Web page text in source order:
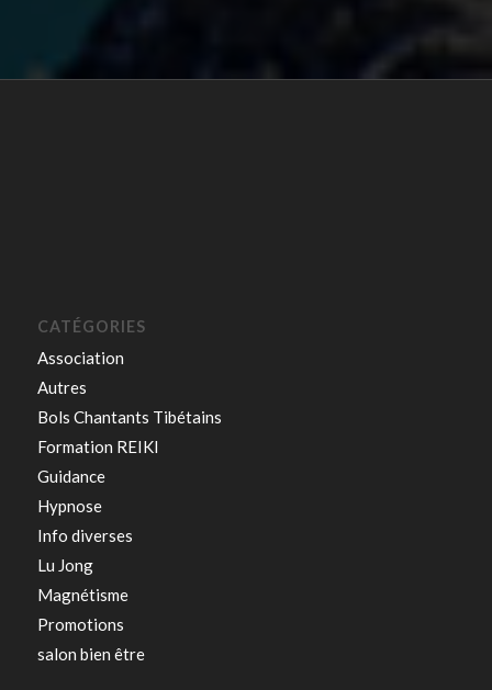
CATÉGORIES
Association
Autres
Bols Chantants Tibétains
Formation REIKI
Guidance
Hypnose
Info diverses
Lu Jong
Magnétisme
Promotions
salon bien être